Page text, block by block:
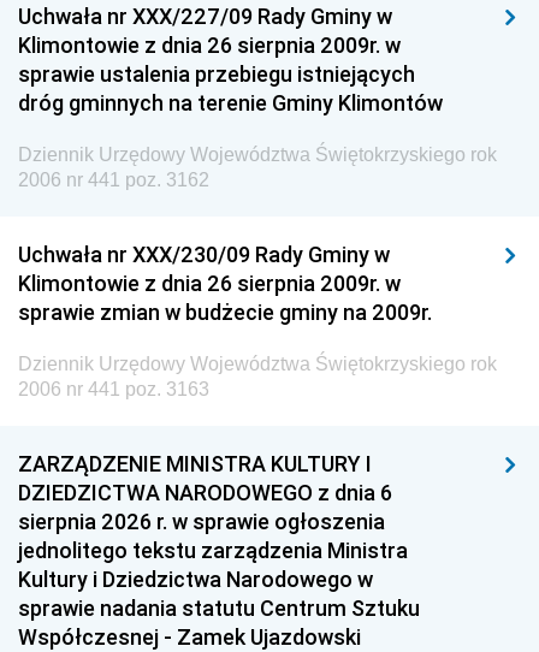
Uchwała nr XXX/227/09 Rady Gminy w
Klimontowie z dnia 26 sierpnia 2009r. w
sprawie ustalenia przebiegu istniejących
dróg gminnych na terenie Gminy Klimontów
Dziennik Urzędowy Województwa Świętokrzyskiego rok
2006 nr 441 poz. 3162
Uchwała nr XXX/230/09 Rady Gminy w
Klimontowie z dnia 26 sierpnia 2009r. w
sprawie zmian w budżecie gminy na 2009r.
Dziennik Urzędowy Województwa Świętokrzyskiego rok
2006 nr 441 poz. 3163
ZARZĄDZENIE MINISTRA KULTURY I
DZIEDZICTWA NARODOWEGO z dnia 6
sierpnia 2026 r. w sprawie ogłoszenia
jednolitego tekstu zarządzenia Ministra
Kultury i Dziedzictwa Narodowego w
sprawie nadania statutu Centrum Sztuku
Współczesnej - Zamek Ujazdowski